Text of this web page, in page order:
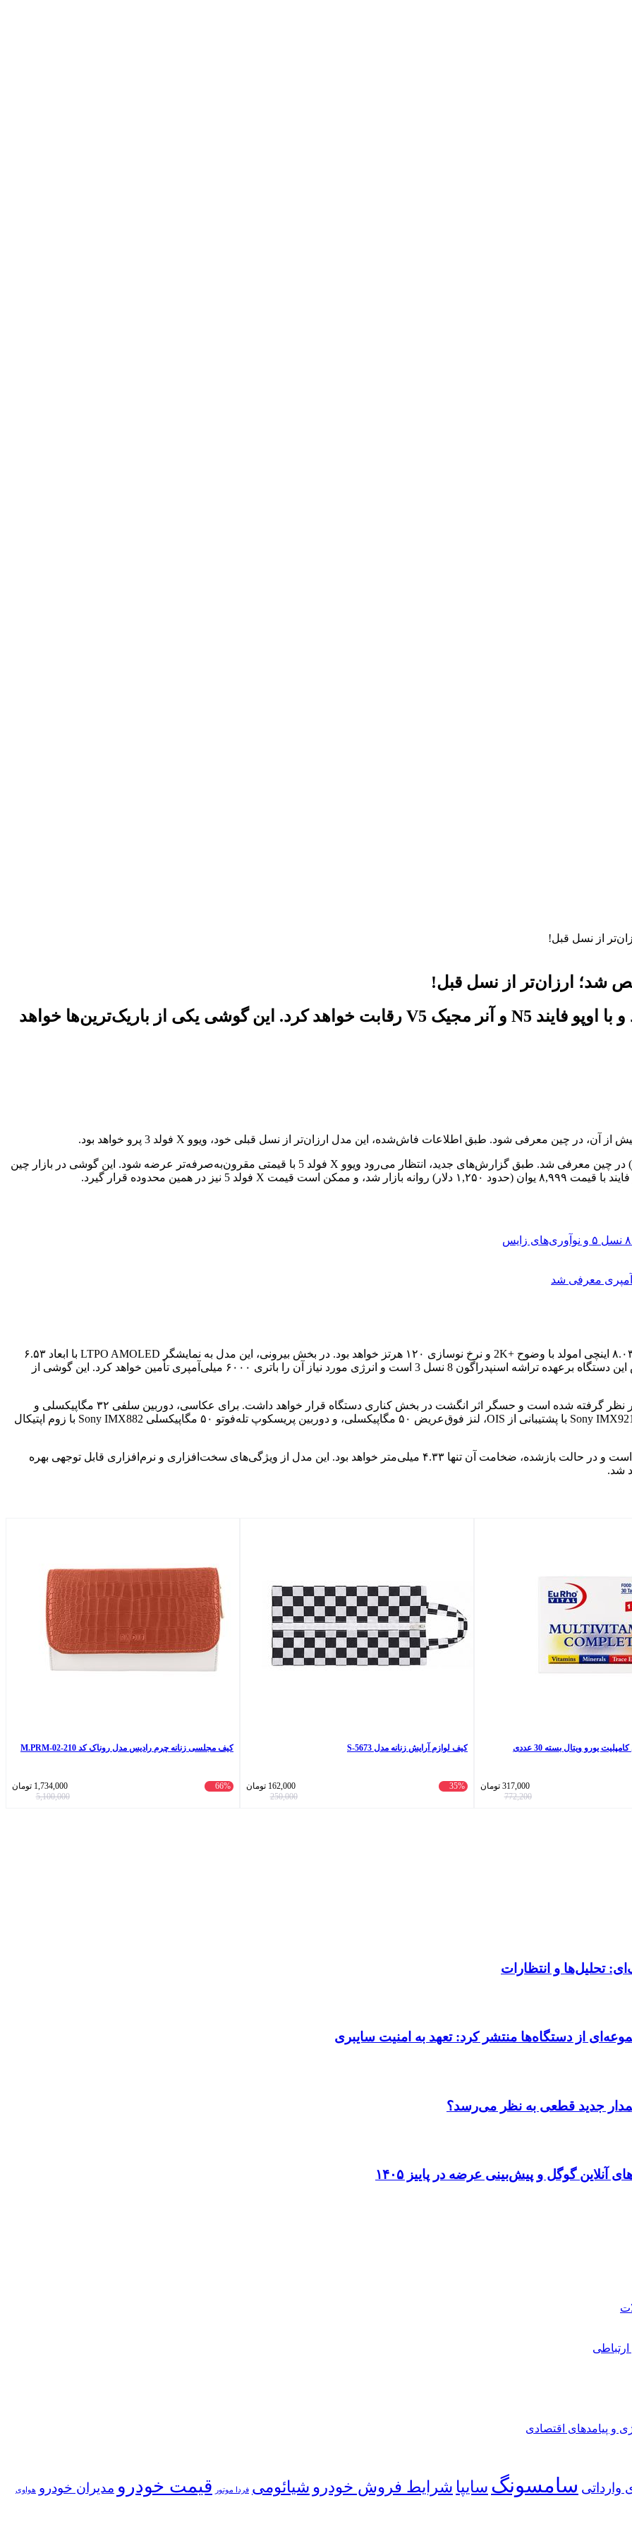
ویوو X فولد 5 ارزان‌تر از مدل قبلی خواهد بود و با اوپو فایند N5 و آنر مجیک V5 رقابت خواهد کرد. این گوشی یکی از باریک‌ترین‌ها خواهد
ویوو X فولد 3 پرو سال گذشته با قیمت ۹,۹۹۹ یوان (حدود ۱,۳۹۰ دلار) در چین معرفی شد. طبق گزارش‌های جدید، انتظار می‌رود ویوو X فولد 5 با قیمتی مقرون‌به‌صرفه‌تر عرضه شود. این گوشی در بازار چین
براساس اطلاعات منتشرشده، Vivo X Fold 5 دارای نمایشگر داخلی ۸.۰۳ اینچی امولد با وضوح +2K و نرخ نوسازی ۱۲۰ هرتز خواهد بود. در بخش بیرونی، این مدل به نمایشگر LTPO AMOLED با ابعاد ۶.۵۳
اینچ، وضوح +FHD و نرخ نوسازی ۱۲۰ هرتز مجهز خواهد شد. پردازش این دستگاه برعهده تراشه اسنپدراگون 8 نسل 3 است و انرژی مورد نیاز آن را باتری ۶۰۰۰ میلی‌آمپری تأمین خواهد کرد. این گوشی از
سیستم‌عامل OriginOS 5 مبتنی‌بر اندروید ۱۵ در چین برای این مدل در نظر گرفته شده است و حسگر اثر انگشت در بخش کناری دستگاه قرار خواهد داشت. برای عکاسی، دوربین سلفی ۳۲ مگاپیکسلی و
مجموعه‌ای از دوربین‌های پشتی شامل دوربین اصلی ۵۰ مگاپیکسلی Sony IMX921 با پشتیبانی از OIS، لنز فوق‌عریض ۵۰ مگاپیکسلی، و دوربین پریسکوپ تله‌فوتو ۵۰ مگاپیکسلی Sony IMX882 با زوم اپتیکال
ویوو X فولد 5 از استاندارد IPX8 برای مقاومت در برابر آب برخوردار است و در حالت بازشده، ضخامت آن تنها ۴.۳۳ میلی‌متر خواهد بود. این مدل از ویژگی‌های سخت‌افزاری و نرم‌افزاری قابل توجهی بهره
شد.
یورو ویتال بسته 30 عددی
317,000 تومان
772,200
کیف لوازم آرایش زنانه مدل 5673-S
35%
162,000 تومان
250,000
کیف مجلسی زنانه چرم رادیس مدل روناک کد 210-M.PRM-02
66%
1,734,000 تومان
5,100,000
و پیامدهای اقتصادی
وارداتی سامسونگ سایپا شرایط فروش خودرو شیائومی فردا موتور قیمت خودرو مدیران خودرو هواوی